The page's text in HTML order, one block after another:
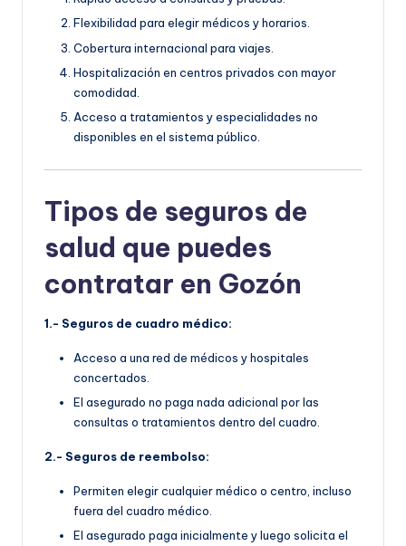
Flexibilidad para elegir médicos y horarios.
Cobertura internacional para viajes.
Hospitalización en centros privados con mayor
comodidad.
Acceso a tratamientos y especialidades no
disponibles en el sistema público.
Tipos de seguros de
salud que puedes
contratar en Gozón
1.- Seguros de cuadro médico:
Acceso a una red de médicos y hospitales
concertados.
El asegurado no paga nada adicional por las
consultas o tratamientos dentro del cuadro.
2.- Seguros de reembolso:
Permiten elegir cualquier médico o centro, incluso
fuera del cuadro médico.
El asegurado paga inicialmente y luego solicita el